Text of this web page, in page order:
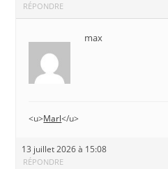
RÉPONDRE
max
<u>Marl</u>
13 juillet 2026 à 15:08
RÉPONDRE